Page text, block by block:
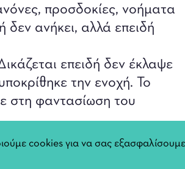
προσδοκίες, νοήματα
δεν ανήκει, αλλά επειδή
επειδή δεν έκλαψε
την ενοχή. Το
στη φαντασίωση του
cookies για να σας